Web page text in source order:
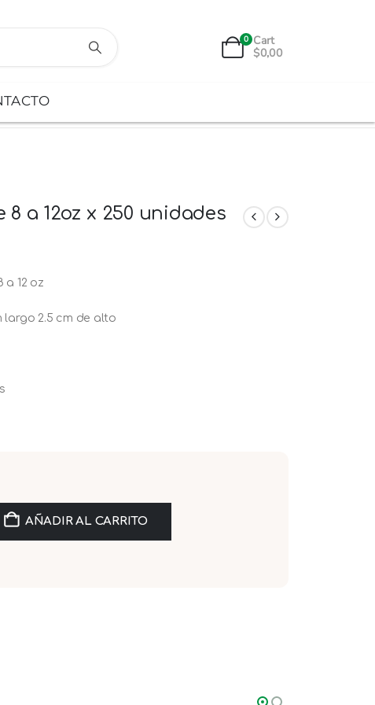
0 Cart
$0,00
8 a 12oz x 250 unidades
12 oz
largo 2.5 cm de alto
AÑADIR AL CARRITO